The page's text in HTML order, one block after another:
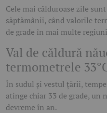
Cele mai călduroase zile
săptămânii, când valorile
de grade în mai multe
Val de căldură
termometrele
În sudul și vestul țării,
atinge chiar 33 de grade,
devreme în an.